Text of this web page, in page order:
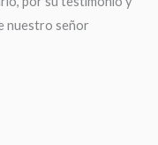
nuestro señor